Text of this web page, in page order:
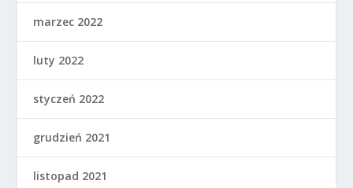
marzec 2022
luty 2022
styczeń 2022
grudzień 2021
listopad 2021